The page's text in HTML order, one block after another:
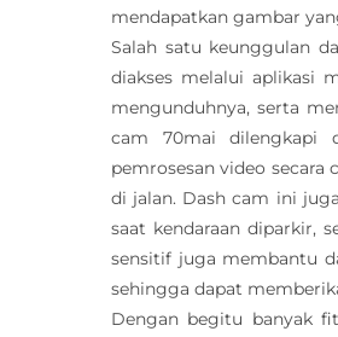
mendapatkan gambar
Salah satu keunggulan
diakses melalui aplikasi
mengunduhnya, serta
cam 70mai dilengkapi
pemrosesan video
di jalan. Dash cam ini
saat kendaraan diparkir,
sensitif juga membantu
sehingga dapat
Dengan begitu banyak